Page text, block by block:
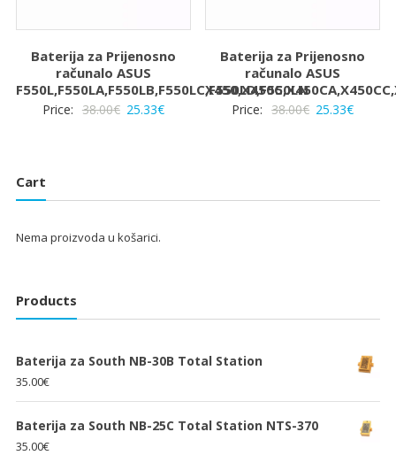
Baterija za Prijenosno
računalo ASUS
F550L,F550LA,F550LB,F550LC,F550LD,F550LN
Price: 38.00€ Izvorna
38.00€.
25.33€Trenutna
Baterija za Prijenosno
računalo ASUS
Price: 38.00€ Izvorna
38.00€.
25.33€
Cart
Nema proizvoda u košarici.
Products
Baterija za South NB-30B Total Station
35.00€
Baterija za South NB-25C Total Station NTS-370
35.00€